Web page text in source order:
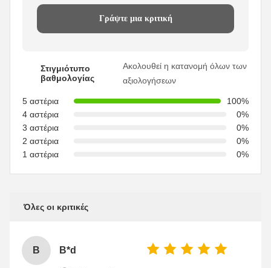
Γράψτε μια κριτική
Στιγμιότυπο
βαθμολογίας
Ακολουθεί η κατανομή όλων των
αξιολογήσεων
5 αστέρια
100%
4 αστέρια
0%
3 αστέρια
0%
2 αστέρια
0%
1 αστέρια
0%
Όλες οι κριτικές
B B*d